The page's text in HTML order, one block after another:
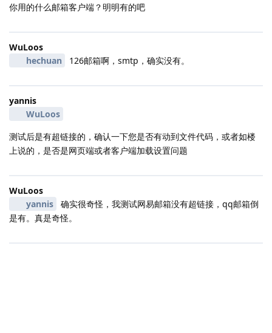
你用的什么邮箱客户端？明明有的吧
WuLoos
hechuan
126邮箱啊，smtp，确实没有。
yannis
WuLoos
测试后是有超链接的，确认一下您是否有动到文件代码，或者如楼
上说的，是否是网页端或者客户端加载设置问题
WuLoos
yannis
确实很奇怪，我测试网易邮箱没有超链接，qq邮箱倒
是有。真是奇怪。